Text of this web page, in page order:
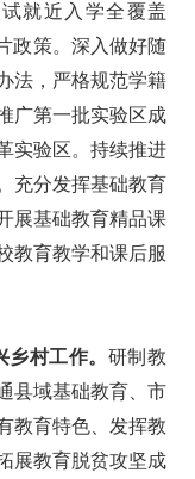
就近入学全覆盖
政策。深入做好随
法，严格规范学籍
广第一批实验区成
实验区。持续推进
充分发挥基础教育
展基础教育精品课
教育教学和课后服
村工作。 研制教
县域基础教育、市
教育特色、发挥教
展教育脱贫攻坚成